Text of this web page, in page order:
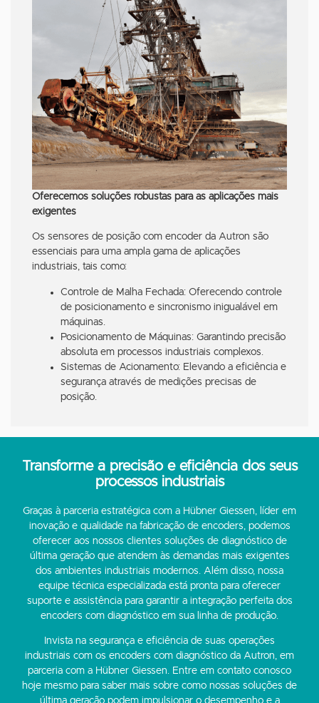
Oferecemos soluções robustas para as aplicações mais
exigentes
Os sensores de posição com encoder da Autron são
essenciais para uma ampla gama de aplicações
industriais, tais como:
Controle de Malha Fechada: Oferecendo controle
de posicionamento e sincronismo inigualável em
máquinas.
Posicionamento de Máquinas: Garantindo precisão
absoluta em processos industriais complexos.
Sistemas de Acionamento: Elevando a eficiência e
segurança através de medições precisas de
posição.
Transforme a precisão e eficiência dos seus
processos industriais
Graças à parceria estratégica com a Hübner Giessen, líder em
inovação e qualidade na fabricação de encoders, podemos
oferecer aos nossos clientes soluções de diagnóstico de
última geração que atendem às demandas mais exigentes
dos ambientes industriais modernos. Além disso, nossa
equipe técnica especializada está pronta para oferecer
suporte e assistência para garantir a integração perfeita dos
encoders com diagnóstico em sua linha de produção.
Invista na segurança e eficiência de suas operações
industriais com os encoders com diagnóstico da Autron, em
parceria com a Hübner Giessen. Entre em contato conosco
hoje mesmo para saber mais sobre como nossas soluções de
última geração podem impulsionar o desempenho e a